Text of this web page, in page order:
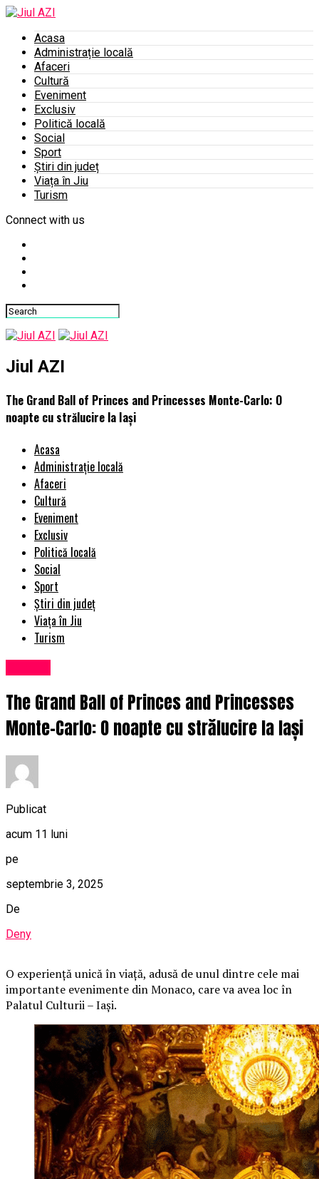
Acasa
Administrație locală
Afaceri
Cultură
Eveniment
Exclusiv
Politică locală
Social
Sport
Știri din județ
Viața în Jiu
Turism
Connect with us
Jiul AZI
The Grand Ball of Princes and Princesses Monte-Carlo: O
noapte cu strălucire la Iași
Acasa
Administrație locală
Afaceri
Cultură
Eveniment
Exclusiv
Politică locală
Social
Sport
Știri din județ
Viața în Jiu
Turism
The Grand Ball of Princes and Princesses
Monte-Carlo: O noapte cu strălucire la Iași
Publicat
acum 11 luni
pe
septembrie 3, 2025
De
Deny
O experiență unică în viață, adusă de unul dintre cele mai
importante evenimente din Monaco, care va avea loc în
Palatul Culturii – Iași.